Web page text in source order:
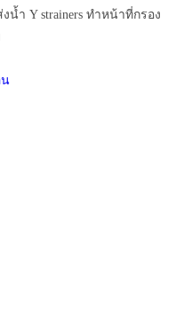
ำ Y strainers ทำหน้าที่กรอง
น